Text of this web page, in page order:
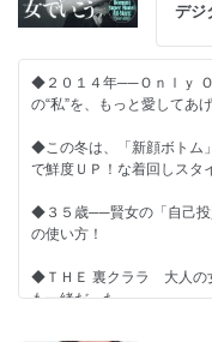
エクササイズ編 あなたも｢
実践編 実録！ 女･妻･母の
Part 12 忙しくても美肌…
働く女の｢溺愛コスメ｣ グ
真夜中の美セレブふたりが
好女」
春一番、｢春メンズ｣に会い
Part 13 35歳いい女の｢私、
次号予告
堂本 剛『なら（ず）もん』
デジ
◆２０１４年──Ｏｎｌｙ
の“私”を、もっと愛してあげ
◆この冬は、「新顔ボトム
で鮮度ＵＰ！な着回しスタ
◆３５歳──賢女の「自己
の使い方！
◆ＴＨＥ 裏クララ 大人の
も一緒だった